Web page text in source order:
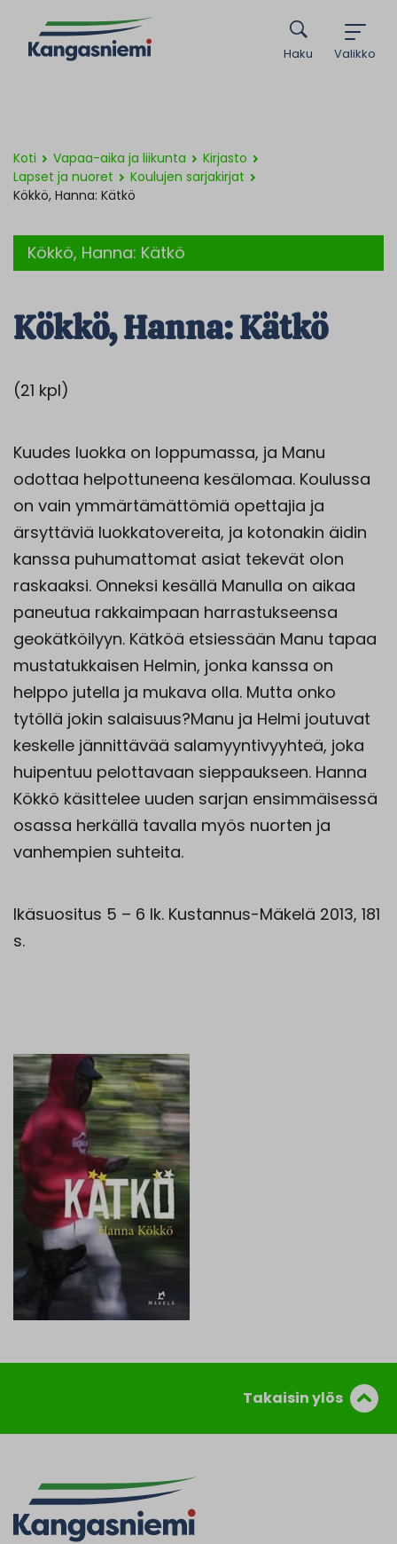
Valikko
Haku
Koti Vapaa-aika ja liikunta
Kirjasto
Lapset ja nuoret
Koulujen sarjakirjat
Kökkö, Hanna: Kätkö
Kökkö, Hanna: Kätkö
Kökkö, Hanna: Kätkö
(21 kpl)
Kuudes luokka on loppumassa, ja Manu
odottaa helpottuneena kesälomaa. Koulussa
on vain ymmärtämättömiä opettajia ja
ärsyttäviä luokkatovereita, ja kotonakin äidin
kanssa puhumattomat asiat tekevät olon
raskaaksi. Onneksi kesällä Manulla on aikaa
paneutua rakkaimpaan harrastukseensa
geokätköilyyn. Kätköä etsiessään Manu tapaa
mustatukkaisen Helmin, jonka kanssa on
helppo jutella ja mukava olla. Mutta onko
tytöllä jokin salaisuus?Manu ja Helmi joutuvat
keskelle jännittävää salamyyntivyyhteä, joka
huipentuu pelottavaan sieppaukseen. Hanna
Kökkö käsittelee uuden sarjan ensimmäisessä
osassa herkällä tavalla myös nuorten ja
vanhempien suhteita.
Ikäsuositus 5 – 6 lk. Kustannus-Mäkelä 2013, 181
s.
Takaisin ylös